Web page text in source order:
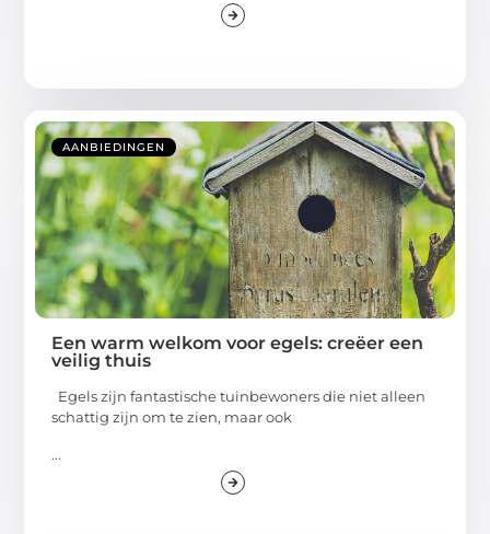
AANBIEDINGEN
Een warm welkom voor egels: creëer een
veilig thuis
Egels zijn fantastische tuinbewoners die niet alleen
schattig zijn om te zien, maar ook
...